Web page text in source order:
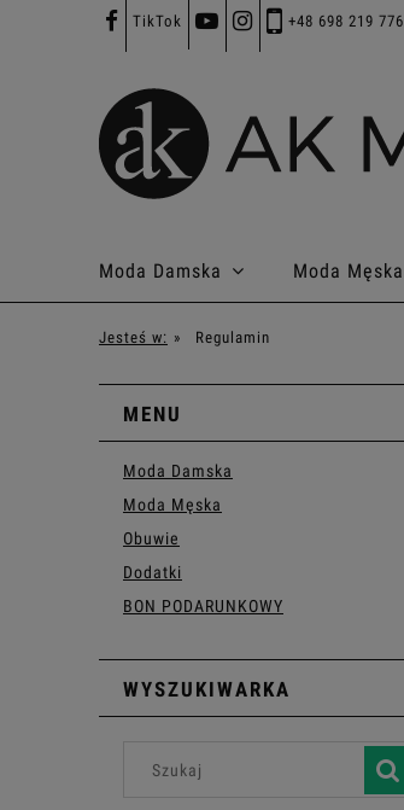
TikTok +48 698 219 776
Moda Damska Moda Męska
Jesteś w: » Regulamin
MENU
Moda Damska
Moda Męska
Obuwie
Dodatki
BON PODARUNKOWY
WYSZUKIWARKA